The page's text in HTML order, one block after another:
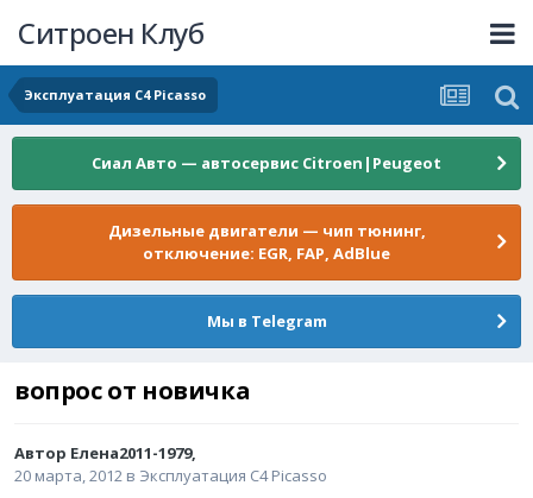
Ситроен Клуб
Эксплуатация C4 Picasso
Сиал Авто — автосервис Citroen|Peugeot
Дизельные двигатели — чип тюнинг,
отключение: EGR, FAP, AdBlue
Мы в Telegram
вопрос от новичка
Автор Елена2011-1979,
20 марта, 2012 в Эксплуатация C4 Picasso